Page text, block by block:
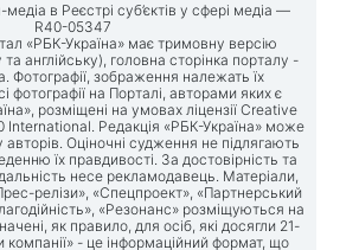
медіа в Реєстрі суб’єктів у сфері медіа —
R40-05347
«РБК-Україна» має тримовну версію
та англійську), головна сторінка порталу -
. Фотографії, зображення належать їх
фотографії на Порталі, авторами яких є
розміщені на умовах ліцензії Creative
International. Редакція «РБК-Україна» може
авторів. Оціночні судження не підлягають
їх правдивості. За достовірність та
несе рекламодавець. Матеріали,
релізи», «Спецпроект», «Партнерський
«Резонанс» розміщуються на
як правило, для осіб, які досягли 21-
компанії» - це інформаційний формат, що